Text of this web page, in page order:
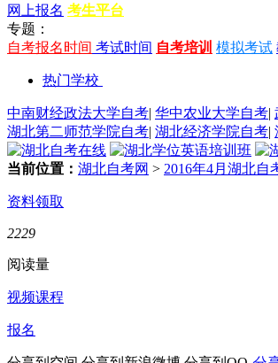
网上报名 考生平台
专题：
自考报名时间 考试时间 自考培训 模拟考试
热门学校
中南财经政法大学自考| 华中农业大学自考|
湖北第二师范学院自考| 湖北经济学院自考|
当前位置： 湖北自考网 > 2016年4月湖北
资料领取
2229
阅读量
视频课程
报名